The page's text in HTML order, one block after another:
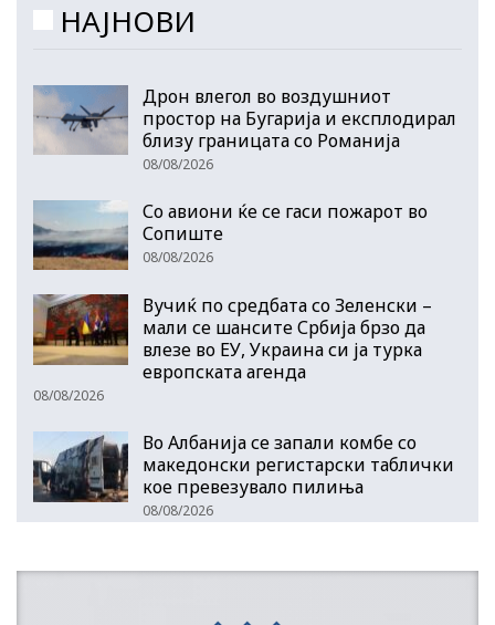
НАЈНОВИ
Дрон влегол во воздушниот
простор на Бугарија и експлодирал
близу границата со Романија
08/08/2026
Со авиони ќе се гаси пожарот во
Сопиште
08/08/2026
Вучиќ по средбата со Зеленски –
мали се шансите Србија брзо да
влезе во ЕУ, Украина си ја турка
европската агенда
08/08/2026
Во Албанија се запали комбе со
македонски регистарски таблички
кое превезувало пилиња
08/08/2026